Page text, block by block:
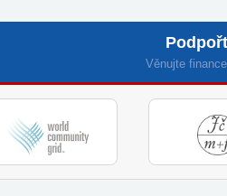
Věnujte